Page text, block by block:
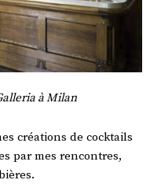
à Milan
créations de cocktails
par mes rencontres,